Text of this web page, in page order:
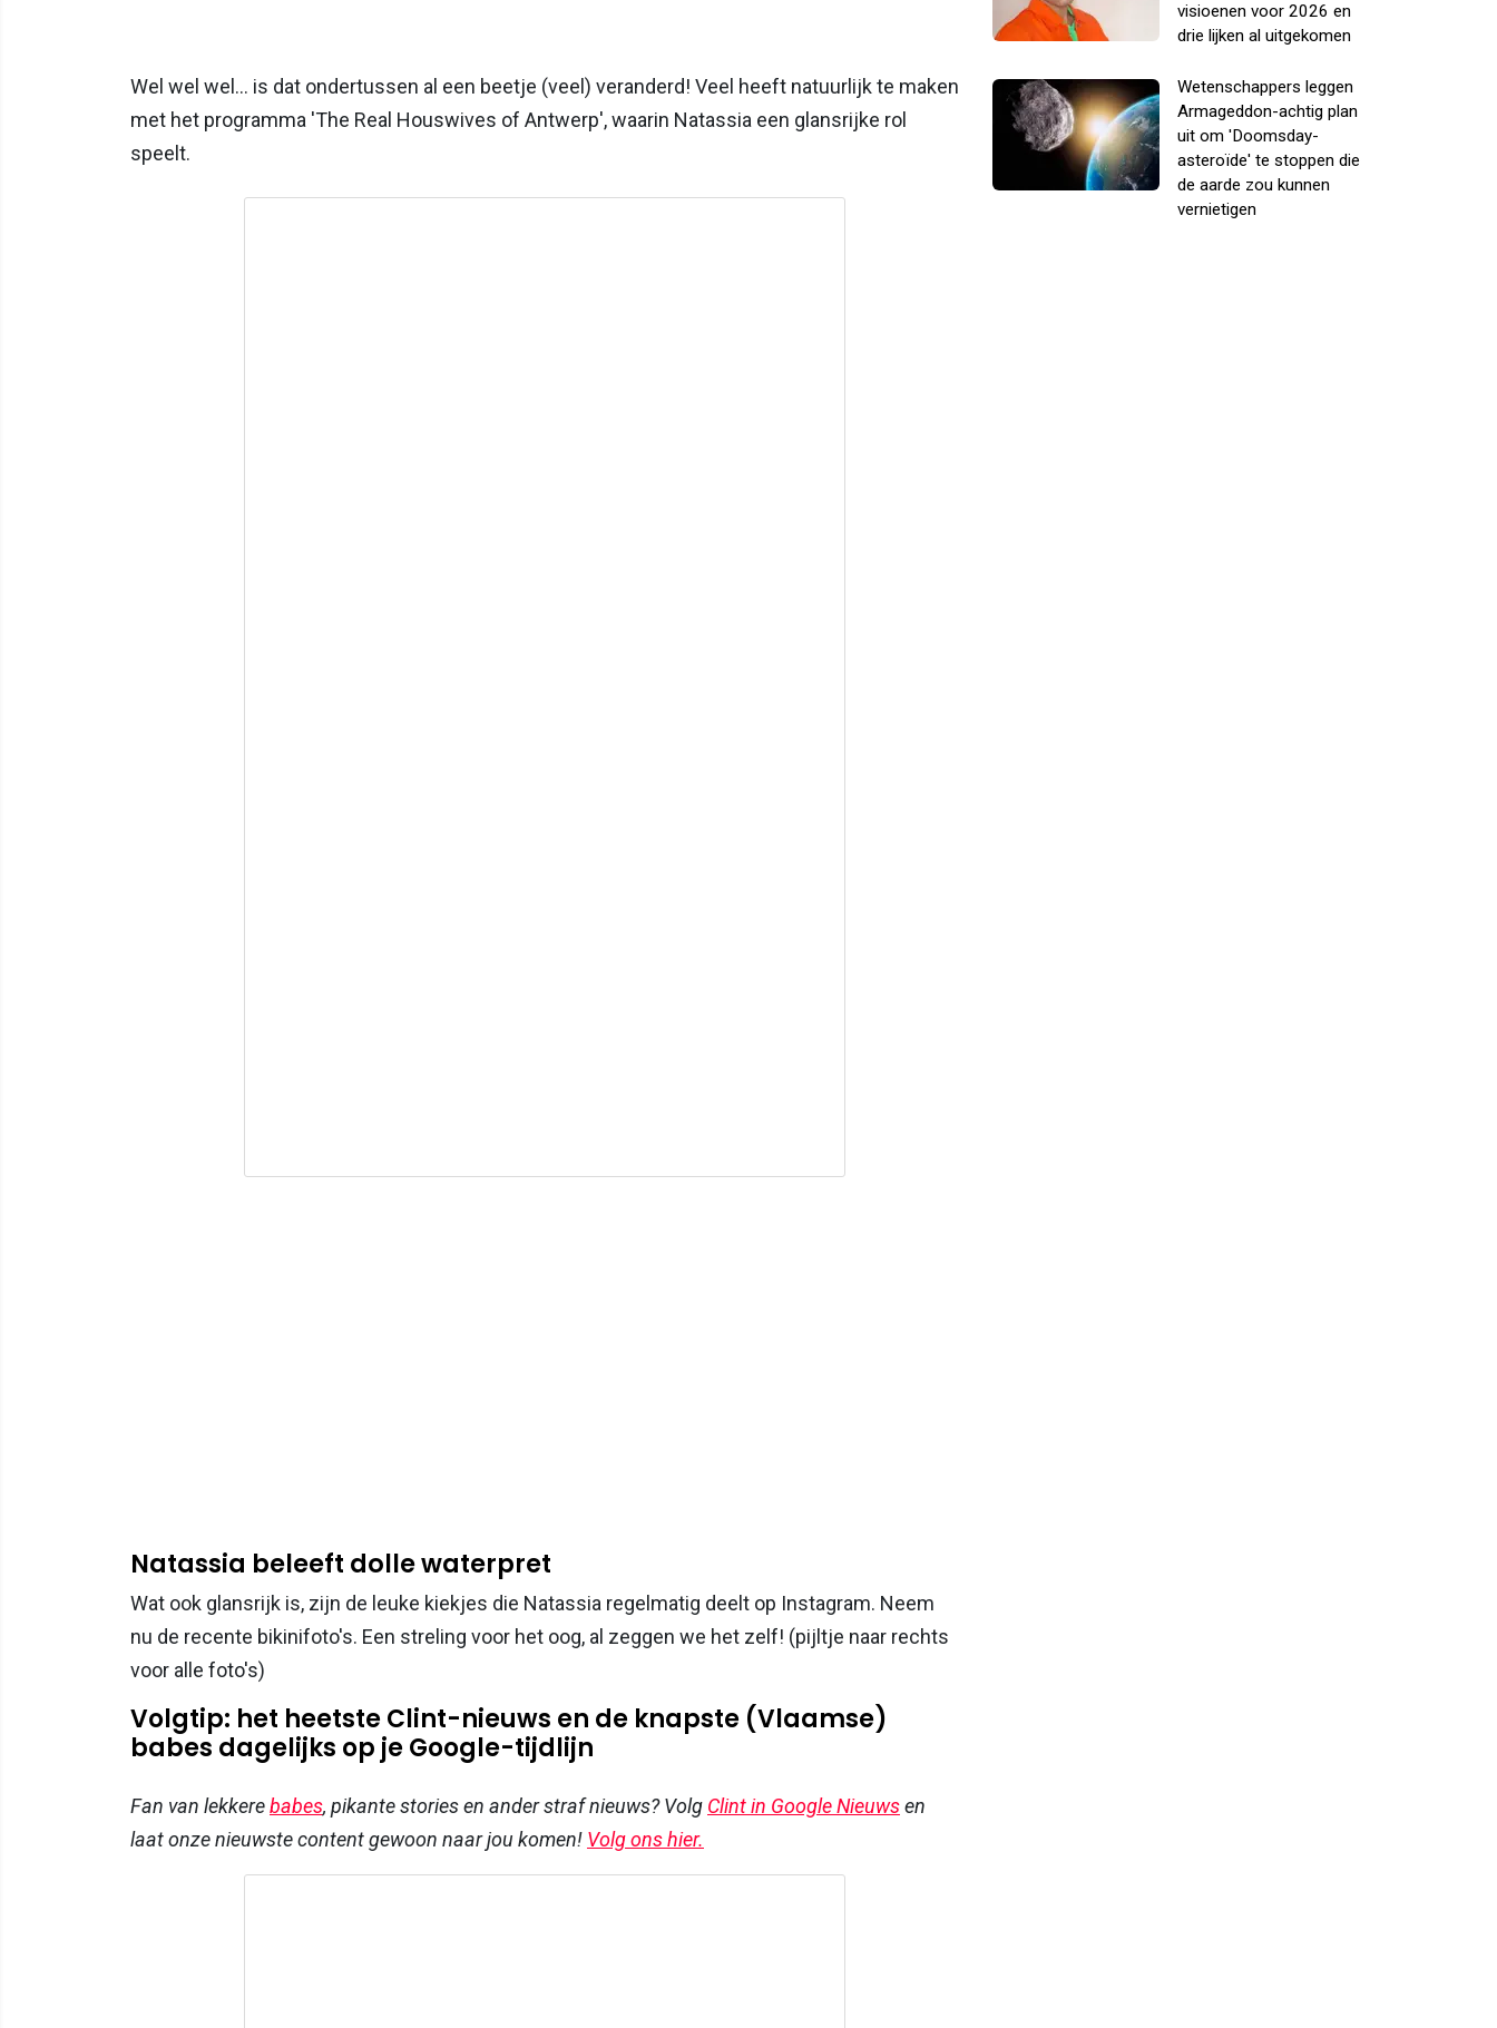
Wel wel wel... is dat ondertussen al een beetje (veel) veranderd! Veel heeft natuurlijk te maken
met het programma 'The Real Houswives of Antwerp', waarin Natassia een glansrijke rol
speelt.
Natassia beleeft dolle waterpret
Wat ook glansrijk is, zijn de leuke kiekjes die Natassia regelmatig deelt op Instagram. Neem
nu de recente bikinifoto's. Een streling voor het oog, al zeggen we het zelf! (pijltje naar rechts
voor alle foto's)
Volgtip: het heetste Clint-nieuws en de knapste (Vlaamse)
babes dagelijks op je Google-tijdlijn
Fan van lekkerebabes, pikante stories en ander straf nieuws? Volg Clint in Google Nieuwsen
laat onze nieuwste content gewoon naar jou komen! Volg ons hier.
visioenen voor 2026 en
drie lijken al uitgekomen
Wetenschappers leggen
Armageddon-achtig plan
uit om 'Doomsday-
asteroïde' te stoppen die
de aarde zou kunnen
vernietigen